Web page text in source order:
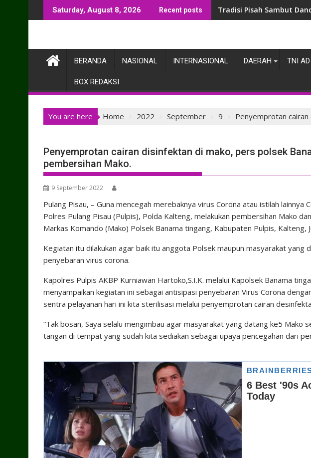
to
Saturday, August 8, 2026 Recent posts Tradisi Pisah Sambut
BERANDA NASIONAL INTERNASIONAL DAERAH TNI AD
BOX REDAKSI
You are here Home 2022 September 9 Penyemprotan
Penyemprotan cairan disinfektan di mako, pers polsek
pembersihan Mako.
9 September 2022
Pulang Pisau, – Guna mencegah merebaknya virus Corona atau istilah lainnya
Polres Pulang Pisau (Pulpis), Polda Kalteng, melakukan pembersihan Mako
Markas Komando (Mako) Polsek Banama tingang, Kabupaten Pulpis,
Kegiatan itu dilakukan agar baik itu anggota Polsek maupun masyarakat yang
penyebaran virus corona.
Kapolres Pulpis AKBP Kurniawan Hartoko,S.I.K. melalui Kapolsek Banama
menyampaikan kegiatan ini sebagai antisipasi penyebaran Virus Corona
sentra pelayanan hari ini kita sterilisasi melalui penyemprotan cairan
“Tak bosan, Saya selalu mengimbau agar masyarakat yang datang ke5 Mako
tangan di tempat yang sudah kita sediakan sebagai upaya pencegahan dari